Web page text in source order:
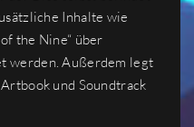
Inhalte wie
the Nine“ über
werden. Außerdem legt
und Soundtrack